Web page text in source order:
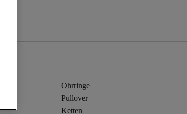
Ohrringe
Pullover
Ketten